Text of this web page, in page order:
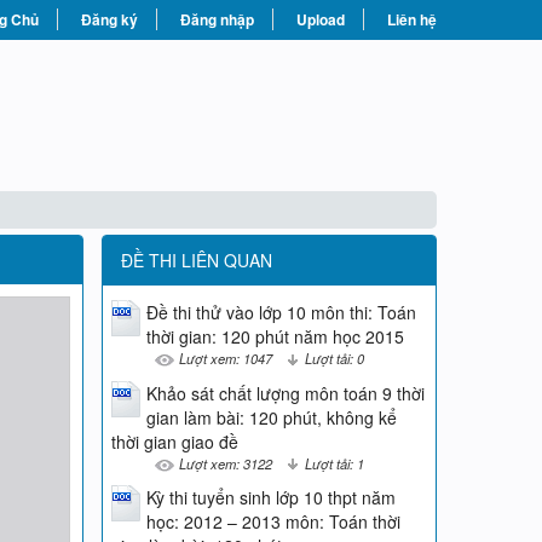
Chủ Đăng ký Đăng nhập Upload Liên hệ
ĐỀ THI LIÊN QUAN
Đề thi thử vào lớp 10 môn thi: Toán
thời gian: 120 phút năm học 2015
Lượt xem: 1047 Lượt tải: 0
Khảo sát chất lượng môn toán 9 thời
gian làm bài: 120 phút, không kể
thời gian giao đề
Lượt xem: 3122 Lượt tải: 1
Kỳ thi tuyển sinh lớp 10 thpt năm
học: 2012 – 2013 môn: Toán thời